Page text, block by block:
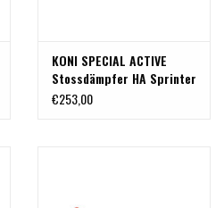
KONI SPECIAL ACTIVE
Stossdämpfer HA Sprinter
(906) 3.5T 2WD
€253,00